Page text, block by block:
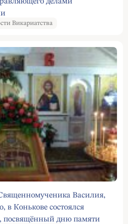
делами
Викариатства
Василия,
в Конькове состоялся
посвящённый дню памяти